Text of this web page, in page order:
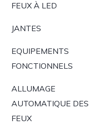
FEUX À LED
JANTES
EQUIPEMENTS
FONCTIONNELS
ALLUMAGE
AUTOMATIQUE DES
FEUX